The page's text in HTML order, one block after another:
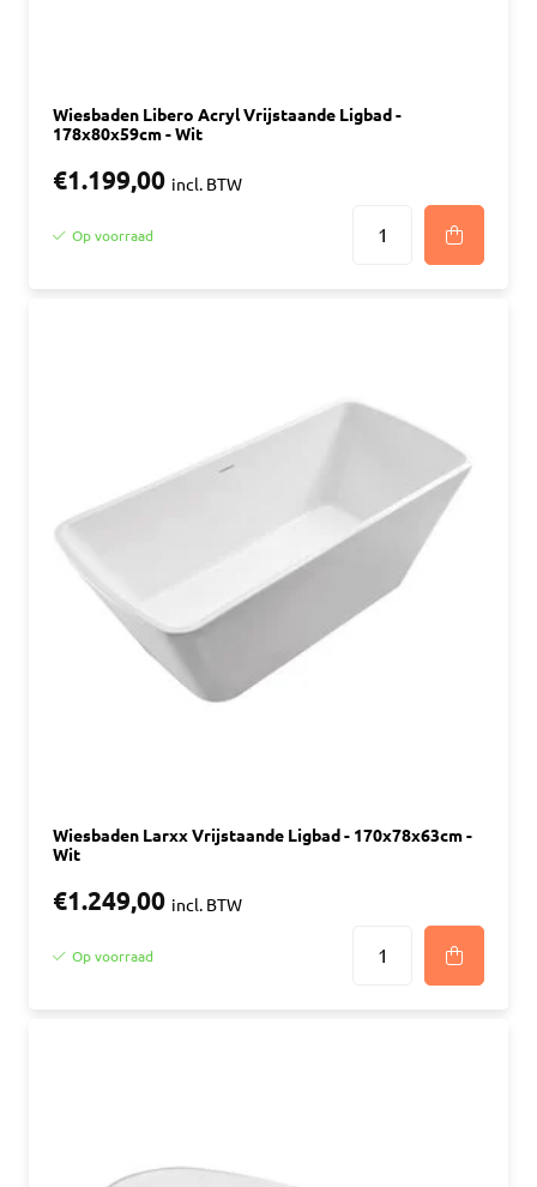
Wiesbaden Libero Acryl Vrijstaande Ligbad -
178x80x59cm - Wit
€1.199,00 incl. BTW
Op voorraad
Wiesbaden Larxx Vrijstaande Ligbad - 170x78x63cm -
Wit
€1.249,00 incl. BTW
Op voorraad